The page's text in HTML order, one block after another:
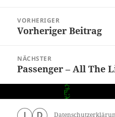
VORHERIGER
Vorheriger
Vorheriger Beitrag
NÄCHSTER
Nächster
Beitrag:
Passenger – All The
D